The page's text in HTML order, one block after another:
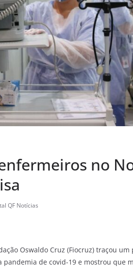
no
QF Notícias
Oswaldo Cruz (Fiocruz) traçou um
de covid-19 e mostrou que